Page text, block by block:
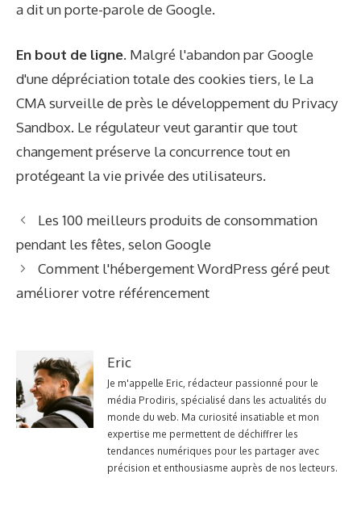
a dit un porte-parole de Google.
En bout de ligne. Malgré l'abandon par Google
d'une dépréciation totale des cookies tiers, le La
CMA surveille de près le développement du Privacy
Sandbox. Le régulateur veut garantir que tout
changement préserve la concurrence tout en
protégeant la vie privée des utilisateurs.
Les 100 meilleurs produits de consommation
pendant les fêtes, selon Google
Comment l'hébergement WordPress géré peut
améliorer votre référencement
Eric
Je m'appelle Eric, rédacteur passionné pour le
média Prodiris, spécialisé dans les actualités du
monde du web. Ma curiosité insatiable et mon
expertise me permettent de déchiffrer les
tendances numériques pour les partager avec
précision et enthousiasme auprès de nos lecteurs.